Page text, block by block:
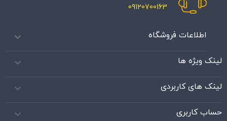
09120700163
اطلاعات فروشگاه 
لینک ویژه ها 
لینک های کاربردی 
حساب کاربری 